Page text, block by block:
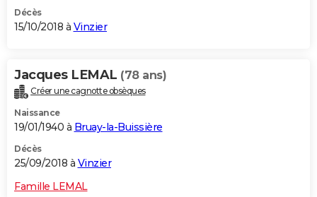
Décès
15/10/2018 à Vinzier
Jacques LEMAL (78 ans)
Créer une cagnotte obsèques
Naissance
19/01/1940 à Bruay-la-Buissière
Décès
25/09/2018 à Vinzier
Famille LEMAL